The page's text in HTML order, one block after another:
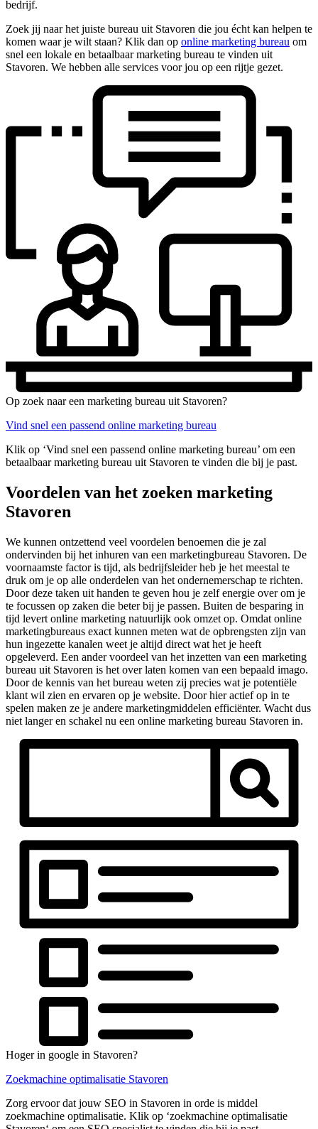
bedrijf.
Zoek jij naar het juiste bureau uit Stavoren die jou écht kan helpen te
komen waar je wilt staan? Klik dan op online marketing bureau om
snel een lokale en betaalbaar marketing bureau te vinden uit
Stavoren. We hebben alle services voor jou op een rijtje gezet.
Op zoek naar een marketing bureau uit Stavoren?
Vind snel een passend online marketing bureau
Klik op ‘Vind snel een passend online marketing bureau’ om een
betaalbaar marketing bureau uit Stavoren te vinden die bij je past.
Voordelen van het zoeken marketing
Stavoren
We kunnen ontzettend veel voordelen benoemen die je zal
ondervinden bij het inhuren van een marketingbureau Stavoren. De
voornaamste factor is tijd, als bedrijfsleider heb je het meestal te
druk om je op alle onderdelen van het ondernemerschap te richten.
Door deze taken uit handen te geven hou je zelf energie over om je
te focussen op zaken die beter bij je passen. Buiten de besparing in
tijd levert online marketing natuurlijk ook omzet op. Omdat online
marketingbureaus exact kunnen meten wat de opbrengsten zijn van
hun ingezette kanalen weet je altijd direct wat het je heeft
opgeleverd. Een ander voordeel van het inzetten van een marketing
bureau uit Stavoren is het over laten komen van een bepaald imago.
Door de kennis van het bureau weten zij precies wat je potentiële
klant wil zien en ervaren op je website. Door hier actief op in te
spelen maken ze je andere marketingmiddelen efficiënter. Wacht dus
niet langer en schakel nu een online marketing bureau Stavoren in.
Hoger in google in Stavoren?
Zoekmachine optimalisatie Stavoren
Zorg ervoor dat jouw SEO in Stavoren in orde is middel
zoekmachine optimalisatie. Klik op ‘zoekmachine optimalisatie